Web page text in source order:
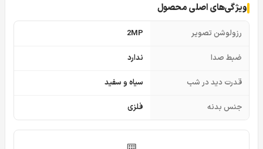
ویژگی‌های اصلی محصول
رزولوشن تصویر 2MP
ضبط صدا ندارد
قدرت دید در شب سیاه و سفید
جنس بدنه فلزی